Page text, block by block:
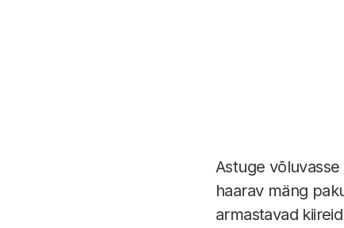
Astuge
haarav mäng
armastavad